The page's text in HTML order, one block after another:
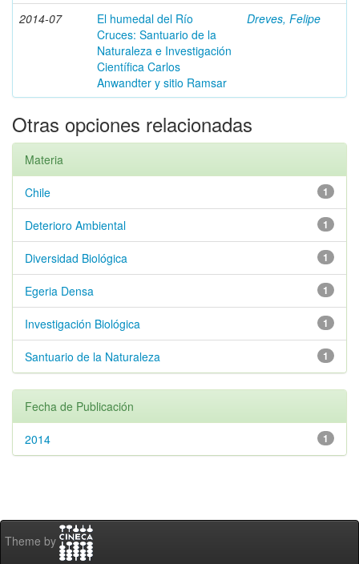
2014-07
El humedal del Río
Cruces: Santuario de la
Naturaleza e Investigación
Científica Carlos
Anwandter y sitio Ramsar
Dreves, Felipe
Otras opciones relacionadas
Materia
1
Chile
1
Deterioro Ambiental
1
Diversidad Biológica
1
Egeria Densa
1
Investigación Biológica
1
Santuario de la Naturaleza
Fecha de Publicación
1
2014
Theme by